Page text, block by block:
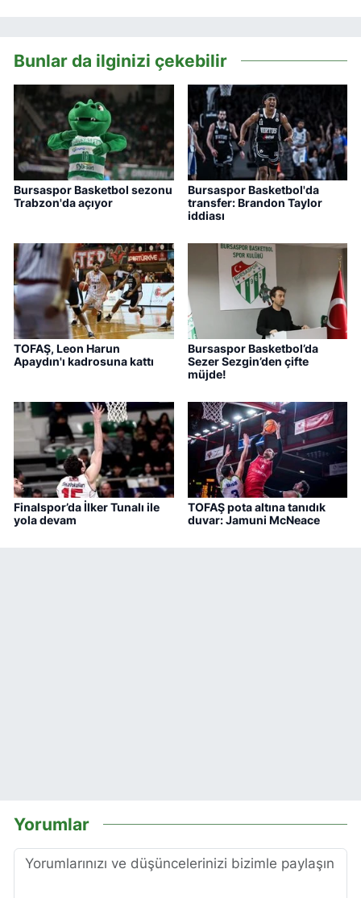
Bunlar da ilginizi çekebilir
Bursaspor Basketbol sezonu
Trabzon'da açıyor
Bursaspor Basketbol'da
transfer: Brandon Taylor
iddiası
TOFAŞ, Leon Harun
Apaydın'ı kadrosuna kattı
Bursaspor Basketbol’da
Sezer Sezgin’den çifte
müjde!
Finalspor’da İlker Tunalı ile
yola devam
TOFAŞ pota altına tanıdık
duvar: Jamuni McNeace
Yorumlar